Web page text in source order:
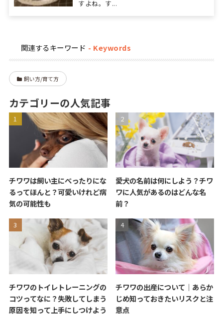
すよね。す...
関連するキーワード
飼い方/育て方
カテゴリーの人気記事
チワワは飼い主にべったりにな
るってほんと？可愛いけれど病
気の可能性も
愛犬の名前は何にしよう？チワ
ワに人気があるのはどんな名
前？
チワワのトイレトレーニングの
コツってなに？失敗してしまう
原因を知って上手にしつけよう
チワワの出産について｜あらか
じめ知っておきたいリスクと注
意点